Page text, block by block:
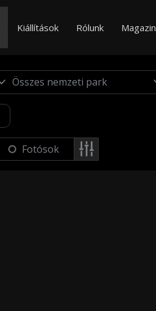
Kiállítások Rólunk Magazin
Fotósok